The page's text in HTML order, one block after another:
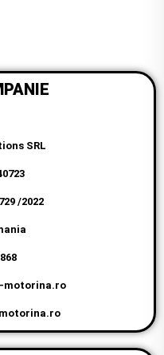
SRL
/2022
motorina.ro